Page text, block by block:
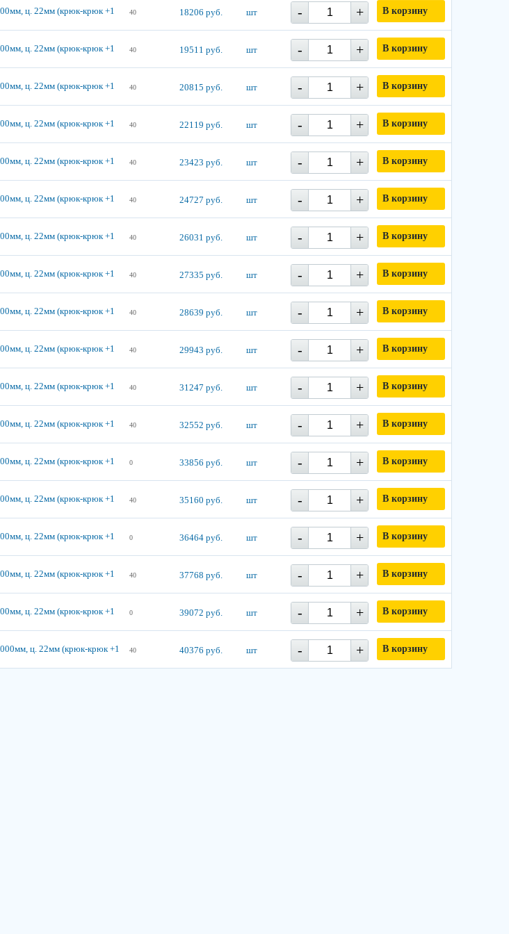
ц. 22мм (крюк-крюк +1
40 18206 руб. шт - + В корзину
ц. 22мм (крюк-крюк +1
40 19511 руб. шт - + В корзину
ц. 22мм (крюк-крюк +1
40 20815 руб. шт - + В корзину
ц. 22мм (крюк-крюк +1
40 22119 руб. шт - + В корзину
ц. 22мм (крюк-крюк +1
40 23423 руб. шт - + В корзину
ц. 22мм (крюк-крюк +1
40 24727 руб. шт - + В корзину
ц. 22мм (крюк-крюк +1
40 26031 руб. шт - + В корзину
ц. 22мм (крюк-крюк +1
40 27335 руб. шт - + В корзину
ц. 22мм (крюк-крюк +1
40 28639 руб. шт - + В корзину
ц. 22мм (крюк-крюк +1
40 29943 руб. шт - + В корзину
ц. 22мм (крюк-крюк +1
40 31247 руб. шт - + В корзину
ц. 22мм (крюк-крюк +1
40 32552 руб. шт - + В корзину
ц. 22мм (крюк-крюк +1
0 33856 руб. шт - + В корзину
ц. 22мм (крюк-крюк +1
40 35160 руб. шт - + В корзину
ц. 22мм (крюк-крюк +1
0 36464 руб. шт - + В корзину
ц. 22мм (крюк-крюк +1
40 37768 руб. шт - + В корзину
ц. 22мм (крюк-крюк +1
0 39072 руб. шт - + В корзину
ц. 22мм (крюк-крюк +1
40 40376 руб. шт - + В корзину